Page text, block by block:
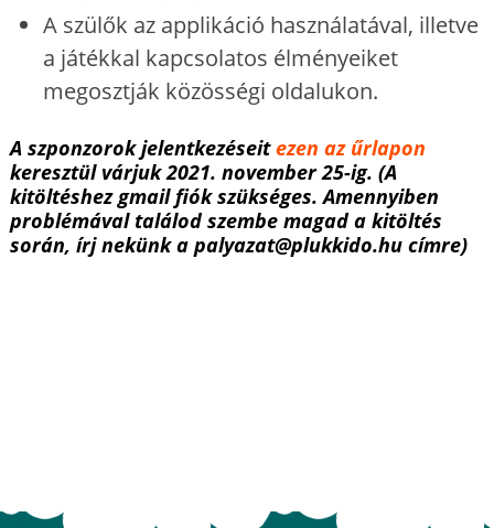
A szülők az applikáció használatával, illetve
a játékkal kapcsolatos élményeiket
megosztják közösségi oldalukon.
A szponzorok jelentkezéseitezen az űrlapon
keresztül várjuk2021. november 25-ig. (A
kitöltéshez gmail fiók szükséges. Amennyiben
problémával találod szembe magad a kitöltés
során, írj nekünk a palyazat@plukkido.hu címre)